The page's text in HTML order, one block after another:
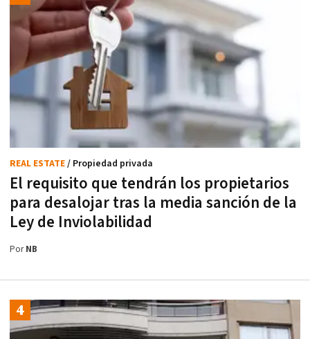
El requisito que tendrán los propietarios
para desalojar tras la media sanción de la
Ley de Inviolabilidad
REAL ESTATE/ Propiedad privada
PorNB